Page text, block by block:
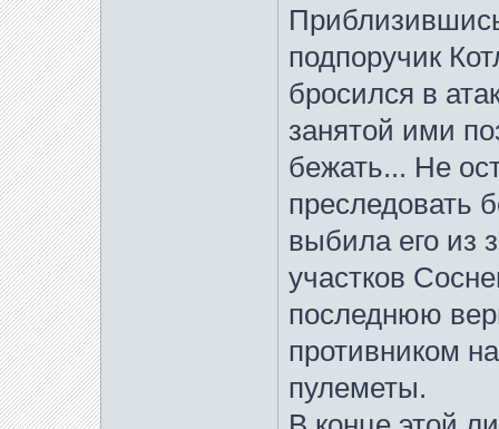
подпоручик
бросился в
занятой ими
бежать... Не
преследовать
выбила его из
участков
последнюю
противником
пулеметы.